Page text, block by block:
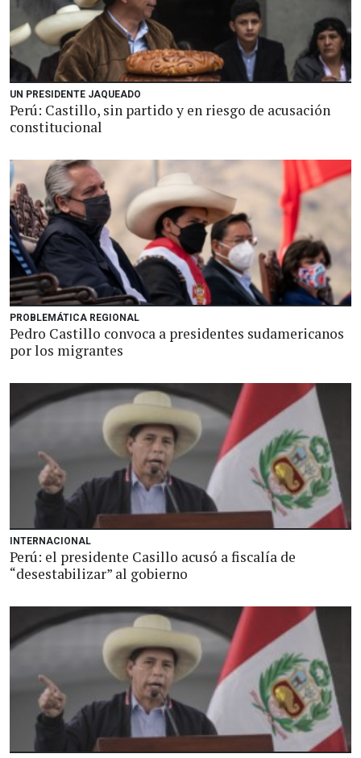
UN PRESIDENTE JAQUEADO
Perú: Castillo, sin partido y en riesgo de acusación
constitucional
PROBLEMÁTICA REGIONAL
Pedro Castillo convoca a presidentes sudamericanos
por los migrantes
INTERNACIONAL
Perú: el presidente Casillo acusó a fiscalía de
“desestabilizar” al gobierno